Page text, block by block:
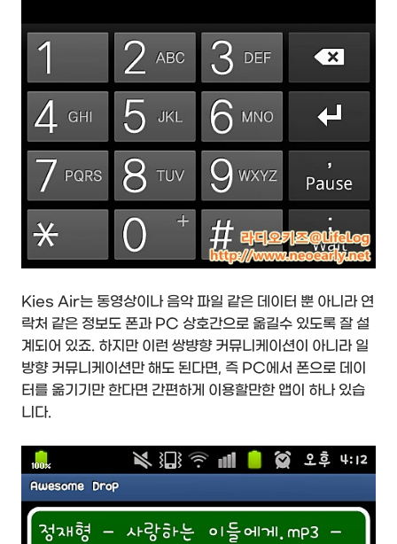
Kies Air는 동영상이나 음악 파일 같은 데이터 뿐 아니라 연
락처 같은 정보도 폰과 PC 상호간으로 옮길수 있도록 잘 설
계되어 있죠. 하지만 이런 쌍뱡향 커뮤니케이션이 아니라 일
방향 커뮤니케이션만 해도 된다면, 즉 PC에서 폰으로 데이
터를 옮기기만 한다면 간편하게 이용할만한 앱이 하나 있습
니다.